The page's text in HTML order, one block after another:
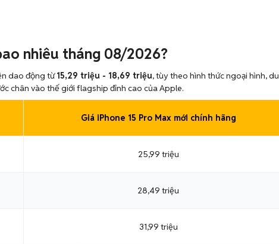
nhiêu tháng 08/2026?
dao động từ15,29 triệu - 18,69 triệu, tùy theo hình thức ngoại hình,
chân vào thế giới flagship đỉnh cao của Apple.
Giá iPhone 15 Pro Max mới chính hãng
25,99 triệu
28,49 triệu
31,99 triệu